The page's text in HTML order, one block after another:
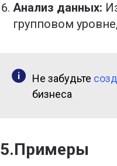
Анализ данных:
групповом
Не забудьте
бизнеса
5.Примеры